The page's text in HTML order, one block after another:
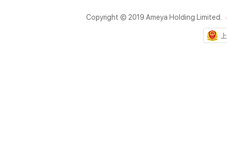
Copyright © 2019 Ameya Holding Limited.